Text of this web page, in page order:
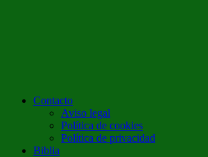
Contacto
Aviso legal
Política de cookies
Política de privacidad
Biblia